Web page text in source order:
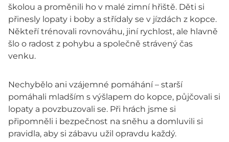
školou a proměnili ho v malé zimní hřiště. Děti si
přinesly lopaty i boby a střídaly se v jízdách z kopce.
Někteří trénovali rovnováhu, jiní rychlost, ale hlavně
šlo o radost z pohybu a společně strávený čas
venku.
Nechybělo ani vzájemné pomáhání – starší
pomáhali mladším s výšlapem do kopce, půjčovali si
lopaty a povzbuzovali se. Při hrách jsme si
připomněli i bezpečnost na sněhu a domluvili si
pravidla, aby si zábavu užil opravdu každý.